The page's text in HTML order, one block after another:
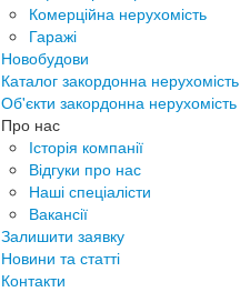
Комерційна нерухомість
Гаражі
Новобудови
Каталог закордонна нерухомість
Об'єкти закордонна нерухомість
Про нас
Історія компанії
Відгуки про нас
Наші спеціалісти
Вакансії
Залишити заявку
Новини та статті
Контакти